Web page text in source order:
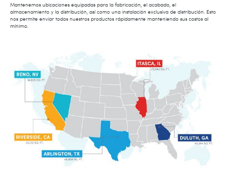
Mantenemos ubicaciones equipadas para la fabricación, el acabado, el
almacenamiento y la distribución, así como una instalación exclusiva de distribución. Esto
nos permite enviar todos nuestros productos rápidamente manteniendo sus costos al
mínimo.